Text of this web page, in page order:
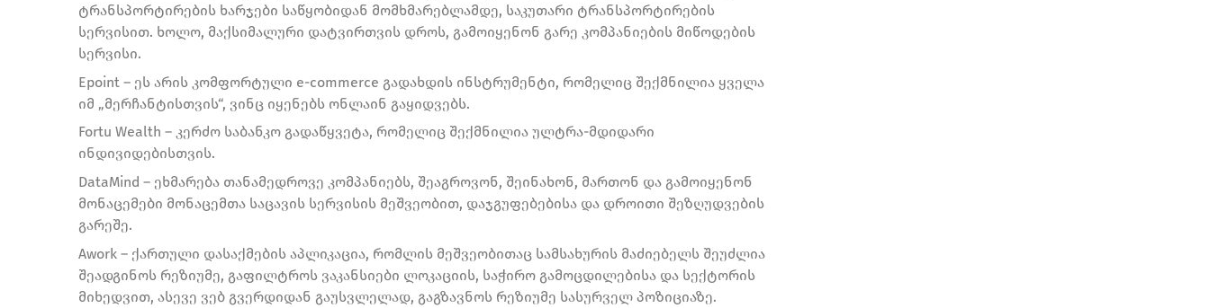
ტრანსპორტირების ხარჯები საწყობიდან მომხმარებლამდე, საკუთარი ტრანსპორტირების
სერვისით. ხოლო, მაქსიმალური დატვირთვის დროს, გამოიყენონ გარე კომპანიების მიწოდების
სერვისი.
Epoint – ეს არის კომფორტული e-commerce გადახდის ინსტრუმენტი, რომელიც შექმნილია ყველა
იმ „მერჩანტისთვის“, ვინც იყენებს ონლაინ გაყიდვებს.
Fortu Wealth – კერძო საბანკო გადაწყვეტა, რომელიც შექმნილია ულტრა-მდიდარი
ინდივიდებისთვის.
DataMind – ეხმარება თანამედროვე კომპანიებს, შეაგროვონ, შეინახონ, მართონ და გამოიყენონ
მონაცემები მონაცემთა საცავის სერვისის მეშვეობით, დაჯგუფებებისა და დროითი შეზღუდვების
გარეშე.
Awork – ქართული დასაქმების აპლიკაცია, რომლის მეშვეობითაც სამსახურის მაძიებელს შეუძლია
შეადგინოს რეზიუმე, გაფილტროს ვაკანსიები ლოკაციის, საჭირო გამოცდილებისა და სექტორის
მიხედვით, ასევე ვებ გვერდიდან გაუსვლელად, გაგზავნოს რეზიუმე სასურველ პოზიციაზე.